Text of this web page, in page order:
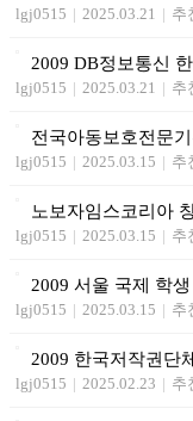
lgj0515 | 2025.03.21 | 추
2009 DB정보통신
lgj0515 | 2025.03.21 | 추
전국아동보호전문
lgj0515 | 2025.03.15 | 추
노보자임스코리아
lgj0515 | 2025.03.15 | 추
2009 서울 국제 학
lgj0515 | 2025.03.15 | 추
2009 한국저작권단
lgj0515 | 2025.02.23 | 추